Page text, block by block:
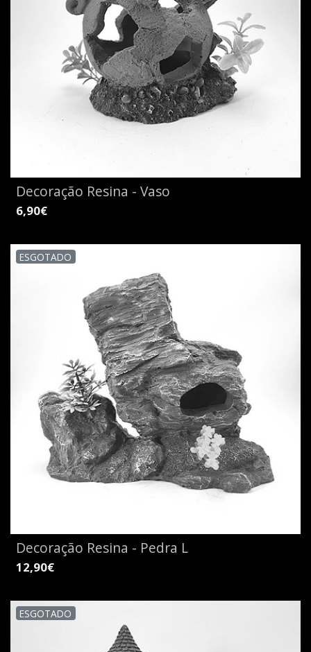
Decoração Resina - Vaso
6,90€
ESGOTADO
Decoração Resina - Pedra L
12,90€
ESGOTADO